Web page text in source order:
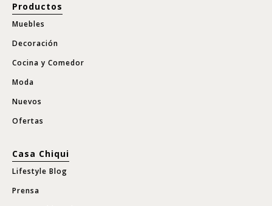
Productos
Muebles
Decoración
Cocina y Comedor
Moda
Nuevos
Ofertas
Casa Chiqui
Lifestyle Blog
Prensa